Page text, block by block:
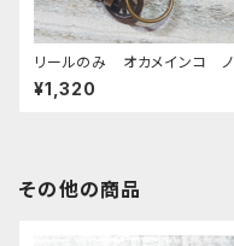
リールのみ オカメインコ ノ
ーマル キャメル おかめいん
こ
¥1,320
その他の商品